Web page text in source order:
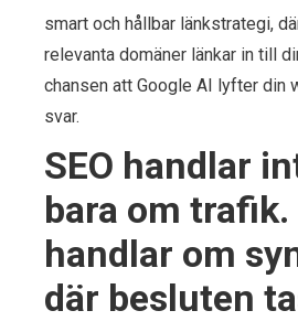
smart och hållbar länkstrategi,
relevanta domäner länkar in till
chansen att Google AI lyfter din
svar.
SEO handlar
bara om trafik.
handlar om
där besluten